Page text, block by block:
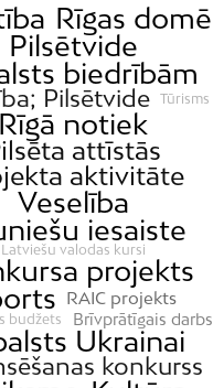
Rīgas domē
Pilsētvide
biedrībām
Pilsētvide Tūrisms
Rīgā notiek
attīstās
aktivitāte
Veselība
iesaiste
Latviešu valodas kursi
projekts
RAIC projekts
budžets Brīvprātīgais darbs
Ukrainai
konkurss